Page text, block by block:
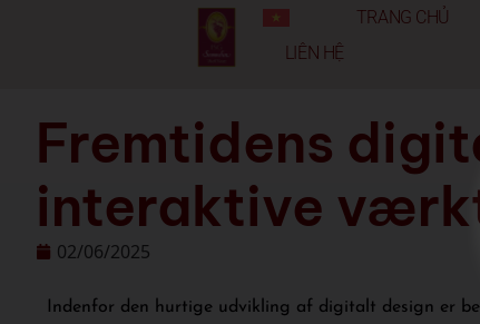
TRANG CHỦ
LIÊN HỆ
Fremtidens
interaktive
02/06/2025
Indenfor den hurtige udvikling af digitalt design er